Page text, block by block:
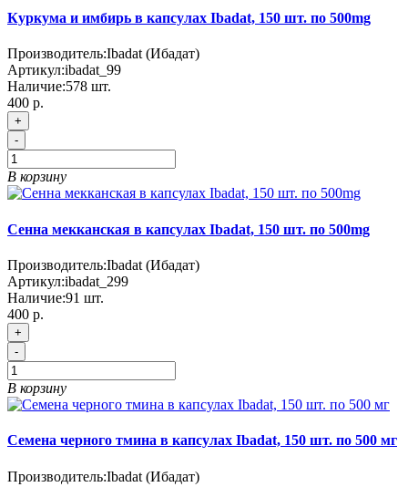
Куркума и имбирь в капсулах Ibadat, 150 шт. по 500mg
Производитель:Ibadat (Ибадат)
Артикул:ibadat_99
Наличие:578 шт.
400 р.
+
-
В корзину
Сенна мекканская в капсулах Ibadat, 150 шт. по 500mg
Производитель:Ibadat (Ибадат)
Артикул:ibadat_299
Наличие:91 шт.
400 р.
+
-
В корзину
Семена черного тмина в капсулах Ibadat, 150 шт. по 500 мг
Производитель:Ibadat (Ибадат)